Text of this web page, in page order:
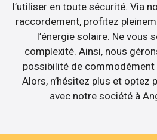
l’utiliser en toute sécurité. Via
raccordement, profitez
l’énergie solaire. Ne vous
complexité. Ainsi, nous
possibilité de
Alors, n’hésitez plus et optez
avec notre société à